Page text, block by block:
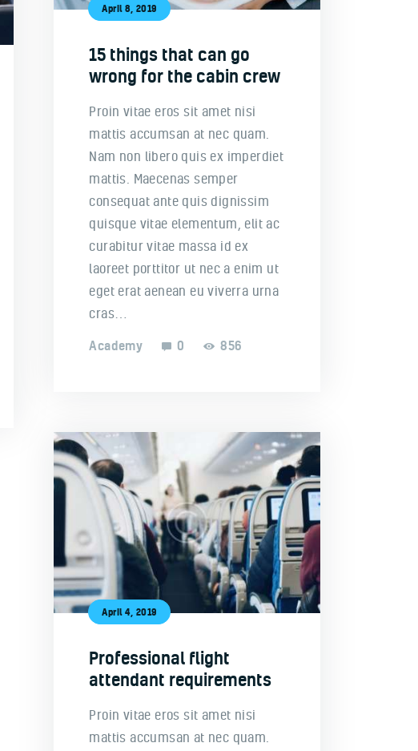
April 8, 2019
15 things that can go
wrong for the cabin crew
Proin vitae eros sit amet nisi
mattis accumsan at nec quam.
Nam non libero quis ex imperdiet
mattis. Maecenas semper
consequat ante quis dignissim
quisque vitae elementum, elit ac
curabitur vitae massa id ex
laoreet porttitor ut nec a enim ut
eget erat aenean eu viverra urna
cras…
Academy 0 856
April 4, 2019
Professional flight
attendant requirements
Proin vitae eros sit amet nisi
mattis accumsan at nec quam.